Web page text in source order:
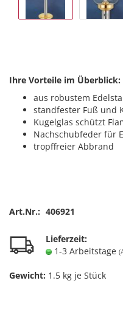
Ihre Vorteile im Überblick:
aus robustem
standfester Fuß und
Kugelglas schützt
Nachschubfeder für
tropffreier Abbrand
Art.Nr.: 406921
Lieferzeit:
1-3 Arbeitstage
Gewicht: 1.5 kg je Stück